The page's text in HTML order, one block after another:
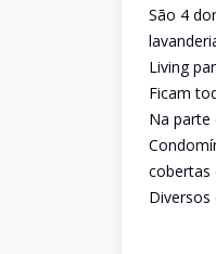
São 4
Living
Ficam
Na parte
cobertas
Diversos